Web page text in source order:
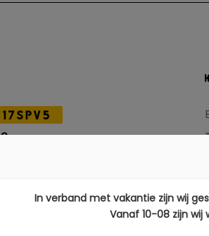
17SPV5
KMIn verband met vakantie zijn wij
Vanaf 10-08 zijn wij